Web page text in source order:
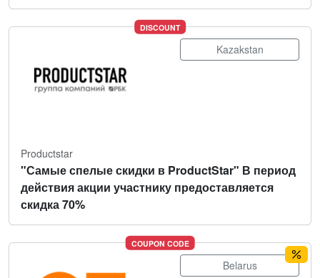
DISCOUNT
Kazakstan
Productstar
"Самые спелые скидки в ProductStar" В период
действия акции участнику предоставляется
скидка 70%
COUPON CODE
Belarus